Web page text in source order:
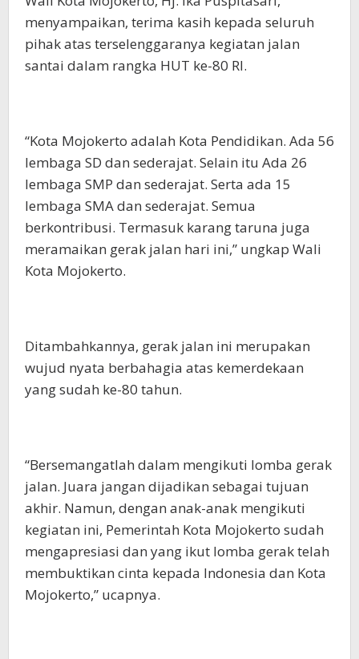
menyampaikan, terima kasih kepada seluruh
pihak atas terselenggaranya kegiatan jalan
santai dalam rangka HUT ke-80 RI.
“Kota Mojokerto adalah Kota Pendidikan. Ada 56
lembaga SD dan sederajat. Selain itu Ada 26
lembaga SMP dan sederajat. Serta ada 15
lembaga SMA dan sederajat. Semua
berkontribusi. Termasuk karang taruna juga
meramaikan gerak jalan hari ini,” ungkap Wali
Kota Mojokerto.
Ditambahkannya, gerak jalan ini merupakan
wujud nyata berbahagia atas kemerdekaan
yang sudah ke-80 tahun.
“Bersemangatlah dalam mengikuti lomba gerak
jalan. Juara jangan dijadikan sebagai tujuan
akhir. Namun, dengan anak-anak mengikuti
kegiatan ini, Pemerintah Kota Mojokerto sudah
mengapresiasi dan yang ikut lomba gerak telah
membuktikan cinta kepada Indonesia dan Kota
Mojokerto,” ucapnya.